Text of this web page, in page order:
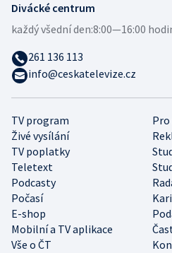
TV program
Pro
Živé vysílání
TV poplatky
Teletext
Podcasty
Počasí
E-shop
Mobilní a TV aplikace
Vše o ČT
Divácké centrum
každý všední den:8:00—16:00
261 136 113
info@ceskatelevize.cz